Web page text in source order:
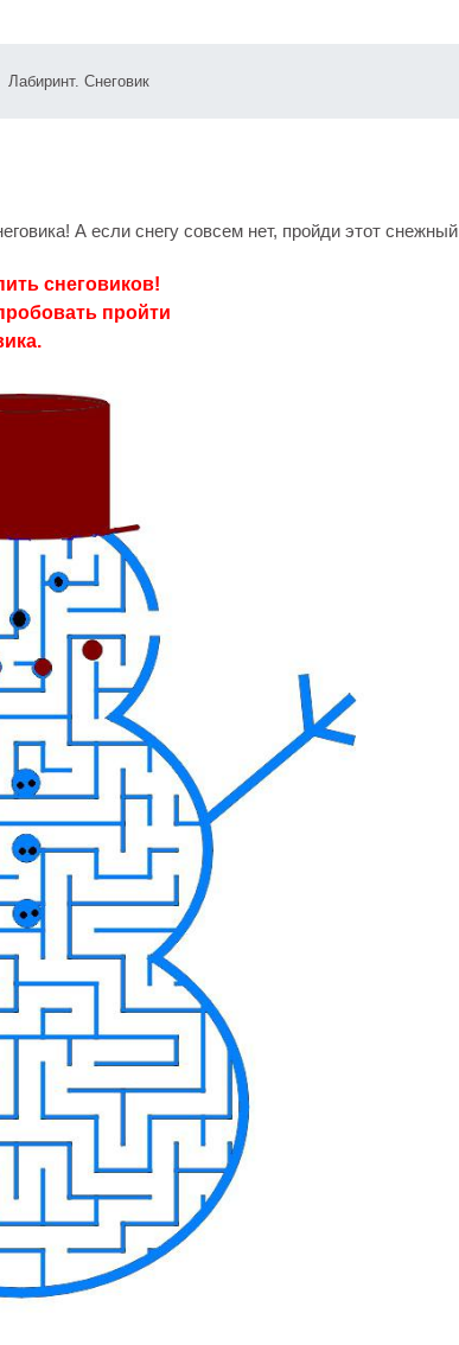
Лабиринт. Снеговик
А если снегу совсем нет, пройди этот снежный
снеговиков!
пройти